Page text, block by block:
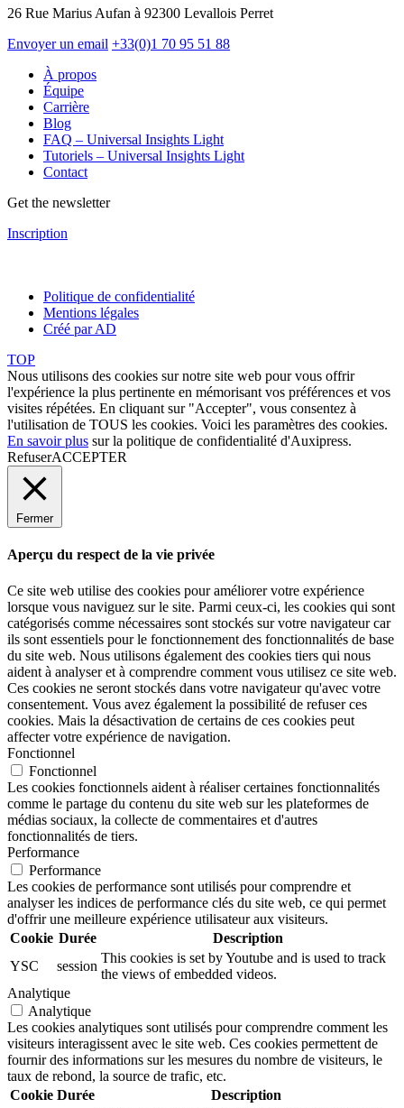
26 Rue Marius Aufan à 92300 Levallois Perret
Envoyer un email +33(0)1 70 95 51 88
À propos
Équipe
Carrière
Blog
FAQ – Universal Insights Light
Tutoriels – Universal Insights Light
Contact
Get the newsletter
Inscription
Politique de confidentialité
Mentions légales
Créé par AD
TOP
Nous utilisons des cookies sur notre site web pour vous offrir
l'expérience la plus pertinente en mémorisant vos préférences et vos
visites répétées. En cliquant sur "Accepter", vous consentez à
l'utilisation de TOUS les cookies. Voici les paramètres des cookies.
En savoir plus sur la politique de confidentialité d'Auxipress.
RefuserACCEPTER
Fermer
Aperçu du respect de la vie privée
Ce site web utilise des cookies pour améliorer votre expérience
lorsque vous naviguez sur le site. Parmi ceux-ci, les cookies qui sont
catégorisés comme nécessaires sont stockés sur votre navigateur car
ils sont essentiels pour le fonctionnement des fonctionnalités de base
du site web. Nous utilisons également des cookies tiers qui nous
aident à analyser et à comprendre comment vous utilisez ce site web.
Ces cookies ne seront stockés dans votre navigateur qu'avec votre
consentement. Vous avez également la possibilité de refuser ces
cookies. Mais la désactivation de certains de ces cookies peut
affecter votre expérience de navigation.
Fonctionnel
Fonctionnel
Les cookies fonctionnels aident à réaliser certaines fonctionnalités
comme le partage du contenu du site web sur les plateformes de
médias sociaux, la collecte de commentaires et d'autres
fonctionnalités de tiers.
Performance
Performance
Les cookies de performance sont utilisés pour comprendre et
analyser les indices de performance clés du site web, ce qui permet
d'offrir une meilleure expérience utilisateur aux visiteurs.
Cookie Durée
Description
YSC
session
This cookies is set by Youtube and is used to track
the views of embedded videos.
Analytique
Analytique
Les cookies analytiques sont utilisés pour comprendre comment les
visiteurs interagissent avec le site web. Ces cookies permettent de
fournir des informations sur les mesures du nombre de visiteurs, le
taux de rebond, la source de trafic, etc.
Cookie Durée Description